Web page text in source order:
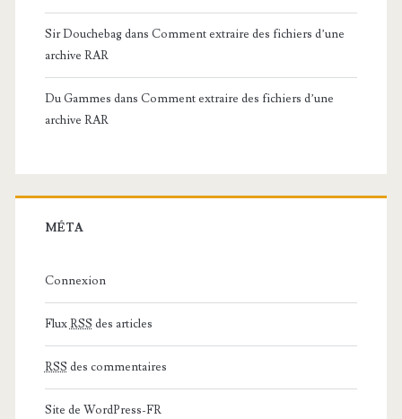
Sir Douchebagdans Comment extraire des fichiers d’une
archive RAR
Du Gammes dans Comment extraire des fichiers d’une
archive RAR
MÉTA
Connexion
FluxRSS des articles
RSS des commentaires
Site de WordPress-FR